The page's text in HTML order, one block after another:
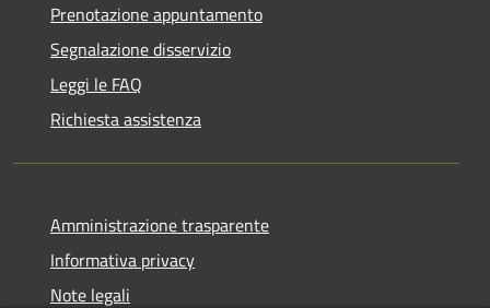
Prenotazione appuntamento
Segnalazione disservizio
Leggi le FAQ
Richiesta assistenza
Amministrazione trasparente
Informativa privacy
Note legali